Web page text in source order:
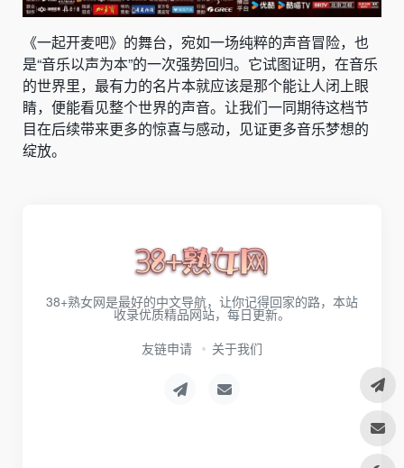
《一起开麦吧》的舞台，宛如一场纯粹的声音冒险，也
是“音乐以声为本”的一次强势回归。它试图证明，在音乐
的世界里，最有力的名片本就应该是那个能让人闭上眼
睛，便能看见整个世界的声音。让我们一同期待这档节
目在后续带来更多的惊喜与感动，见证更多音乐梦想的
绽放。
38+熟女网是最好的中文导航，让你记得回家的路，本站
收录优质精品网站，每日更新。
友链申请
关于我们